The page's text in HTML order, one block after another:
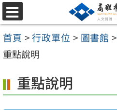
跳
至
主
要
容
區
選
單
首頁 >行政單位 > 圖書館 >
重點說明
重點說明